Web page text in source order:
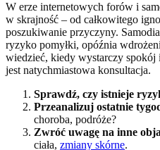
W erze internetowych forów i
w skrajność – od całkowitego
poszukiwanie przyczyny.
ryzyko pomyłki, opóźnia
wiedzieć, kiedy wystarczy spokój
jest natychmiastowa konsultacja.
Sprawdź, czy istnieje
Przeanalizuj ostatnie
choroba, podróże?
Zwróć uwagę na inne
ciała, zmiany skórne.